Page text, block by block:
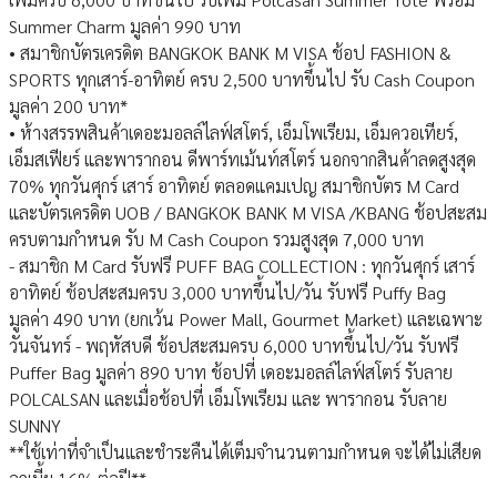
Summer Charm มูลค่า 990 บาท
• สมาชิกบัตรเครดิต BANGKOK BANK M VISA ช้อป FASHION &
SPORTS ทุกเสาร์-อาทิตย์ ครบ 2,500 บาทขึ้นไป รับ Cash Coupon
มูลค่า 200 บาท*
• ห้างสรรพสินค้าเดอะมอลล์ไลฟ์สโตร์, เอ็มโพเรียม, เอ็มควอเทียร์,
เอ็มสเฟียร์ และพารากอน ดีพาร์ทเม้นท์สโตร์ นอกจากสินค้าลดสูงสุด
70% ทุกวันศุกร์ เสาร์ อาทิตย์ ตลอดแคมเปญ สมาชิกบัตร M Card
และบัตรเครดิต UOB / BANGKOK BANK M VISA /KBANG ช้อปสะสม
ครบตามกำหนด รับ M Cash Coupon รวมสูงสุด 7,000 บาท
- สมาชิก M Card รับฟรี PUFF BAG COLLECTION : ทุกวันศุกร์ เสาร์
อาทิตย์ ช้อปสะสมครบ 3,000 บาทขึ้นไป/วัน รับฟรี Puffy Bag
มูลค่า 490 บาท (ยกเว้น Power Mall, Gourmet Market) และเฉพาะ
วันจันทร์ - พฤหัสบดี ช้อปสะสมครบ 6,000 บาทขึ้นไป/วัน รับฟรี
Puffer Bag มูลค่า 890 บาท ช้อปที่ เดอะมอลล์ไลฟ์สโตร์ รับลาย
POLCALSAN และเมื่อช้อปที่ เอ็มโพเรียม และ พารากอน รับลาย
SUNNY
**ใช้เท่าที่จำเป็นและชำระคืนได้เต็มจำนวนตามกำหนด จะได้ไม่เสียด